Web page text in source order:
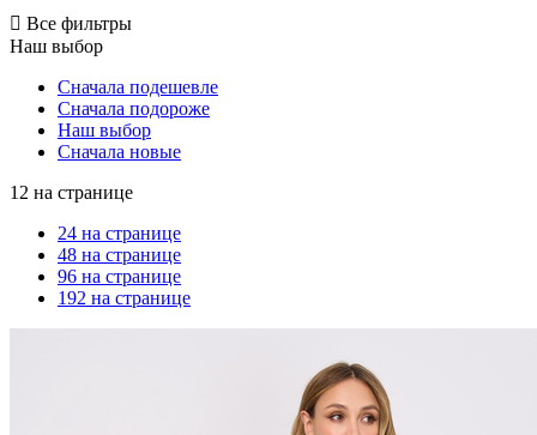
 Все фильтры
Наш выбор
Сначала подешевле
Сначала подороже
Наш выбор
Сначала новые
12 на странице
24 на странице
48 на странице
96 на странице
192 на странице